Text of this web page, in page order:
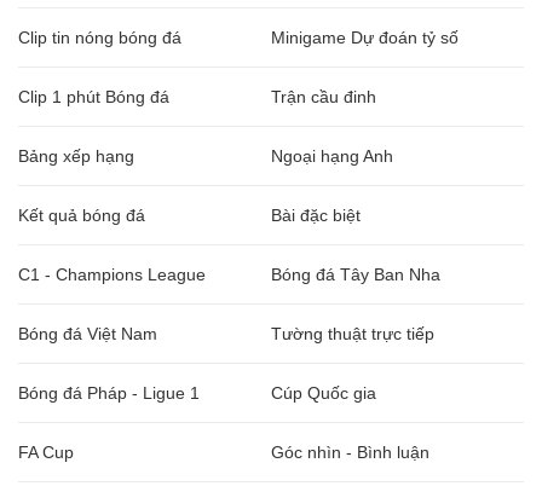
Clip tin nóng bóng đá Minigame Dự đoán tỷ số
Clip 1 phút Bóng đá Trận cầu đinh
Bảng xếp hạng Ngoại hạng Anh
Kết quả bóng đá Bài đặc biệt
C1 - Champions League Bóng đá Tây Ban Nha
Bóng đá Việt Nam Tường thuật trực tiếp
Bóng đá Pháp - Ligue 1 Cúp Quốc gia
FA Cup Góc nhìn - Bình luận